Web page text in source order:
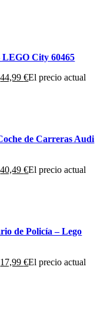
LEGO City 60465
44,99€El precio actual
de Carreras Audi
40,49€El precio actual
de Policía – Lego
17,99€El precio actual